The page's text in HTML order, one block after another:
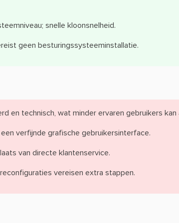
snelle kloonsnelheid.
geen besturingssysteeminstallatie.
en technisch, wat minder ervaren gebruikers kan
verfijnde grafische gebruikersinterface.
van directe klantenservice.
vereisen extra stappen.